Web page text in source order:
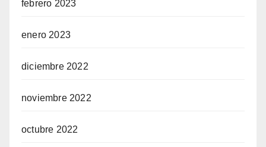
febrero 2023
enero 2023
diciembre 2022
noviembre 2022
octubre 2022